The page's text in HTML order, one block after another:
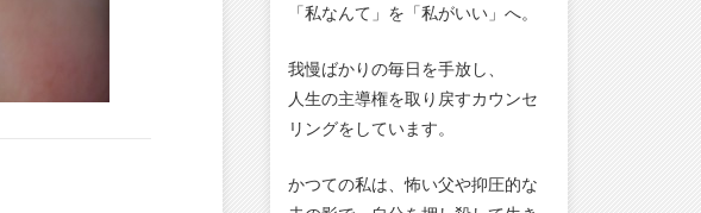
「私なんて」を「私がいい」へ。
我慢ばかりの毎日を手放し、
人生の主導権を取り戻すカウンセ
リングをしています。
かつての私は、怖い父や抑圧的な